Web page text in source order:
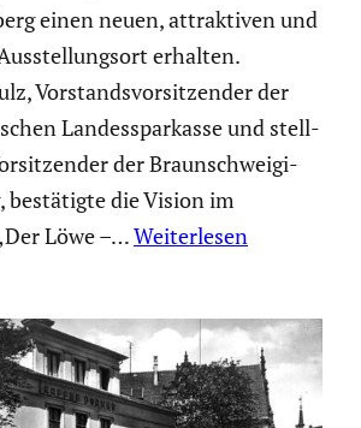
einen neuen, attrak­tiven und
erhalten.
Vorstands­vor­sit­zender der
Landes­spar­kasse und stell­
der Braun­schwei­gi­
bestä­tigte die Vision im
Löwe –…Weiterlesen